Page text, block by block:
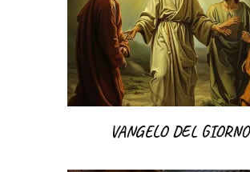
VANGELO DEL GIORNO